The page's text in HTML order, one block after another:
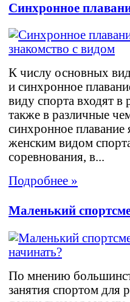
Синхронное
К числу основных
и синхронное
виду спорта входят в
также в различные
синхронное плавание
женским видом
соревнования, в...
Подробнее »
Маленький
По мнению
занятия спортом для